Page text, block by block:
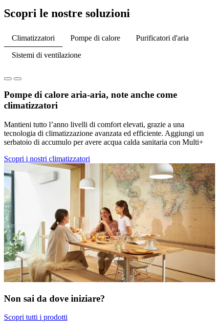
Scopri le nostre soluzioni
Climatizzatori Pompe di calore Purificatori d'aria
Sistemi di ventilazione
Pompe di calore aria-aria, note anche come
climatizzatori
Mantieni tutto l’anno livelli di comfort elevati, grazie a una
tecnologia di climatizzazione avanzata ed efficiente. Aggiungi un
serbatoio di accumulo per avere acqua calda sanitaria con Multi+
Scopri i nostri climatizzatori
Non sai da dove iniziare?
Scopri tutti i prodotti